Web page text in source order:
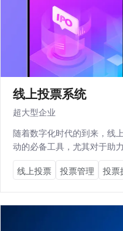
线上投票系统
超大型企业
随着数字化时代的到来，线
动的必备工具，尤其对于助
线上投票
投票管理 投票